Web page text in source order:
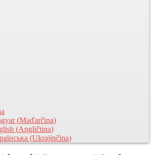
(Maďarčina)
(Angličtina)
(Ukrajinčina)